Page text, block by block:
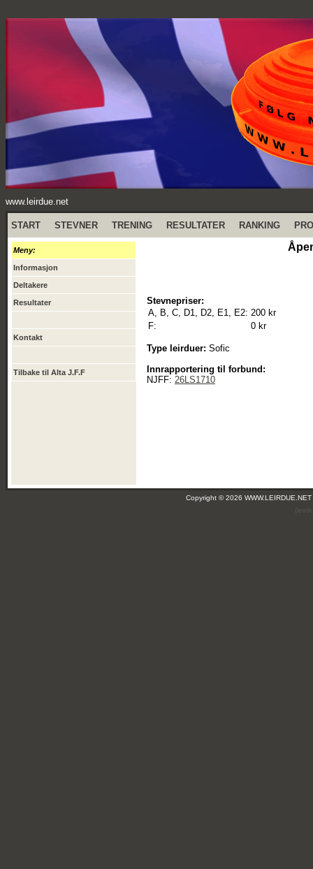
www.leirdue.net
START STEVNER TRENING RESULTATER RANKING
Meny:
Informasjon
Deltakere
Resultater
Kontakt
Tilbake til Alta J.F.F
Stevnepriser:
A, B, C, D1, D2, E1, E2: 200 kr
F:
0 kr
Type leirduer: Sofic
Innrapportering til forbund:
NJFF: 26LS1710
Copyright © 2026